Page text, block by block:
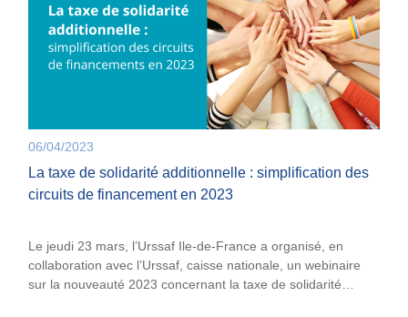
06/04/2023
La taxe de solidarité additionnelle : simplification des
circuits de financement en 2023
Le jeudi 23 mars, l’Urssaf Ile-de-France a organisé, en
collaboration avec l’Urssaf, caisse nationale, un webinaire
sur la nouveauté 2023 concernant la taxe de solidarité…